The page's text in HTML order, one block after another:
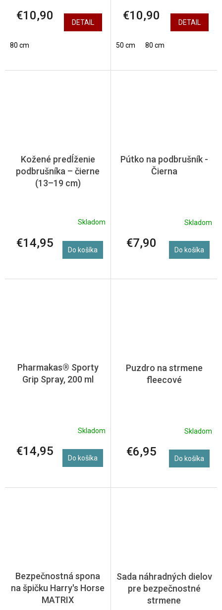
€10,90 DETAIL
80 cm
€10,90 DETAIL
50 cm 80 cm
Kožené predĺženie
podbrušníka – čierne
(13–19 cm)
Skladom
€14,95 Do košíka
Pútko na podbrušník -
Čierna
Skladom
€7,90 Do košíka
Pharmakas® Sporty
Grip Spray, 200 ml
Skladom
€14,95 Do košíka
Puzdro na strmene
fleecové
Skladom
€6,95 Do košíka
Bezpečnostná spona
na špičku Harry's Horse
MATRIX
Sada náhradných dielov
pre bezpečnostné
strmene